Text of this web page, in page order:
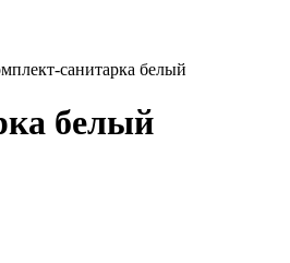
санитарка белый
белый